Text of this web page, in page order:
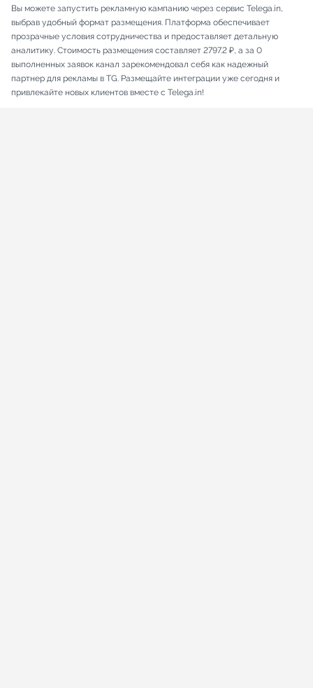
Вы можете запустить рекламную кампанию через сервис Telega.in,
выбрав удобный формат размещения. Платформа обеспечивает
прозрачные условия сотрудничества и предоставляет детальную
аналитику. Стоимость размещения составляет 2797.2 ₽, а за 0
выполненных заявок канал зарекомендовал себя как надежный
партнер для рекламы в TG. Размещайте интеграции уже сегодня и
привлекайте новых клиентов вместе с Telega.in!